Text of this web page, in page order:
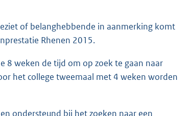
of belanghebbende in aanmerking komt
Rhenen 2015.
8 weken de tijd om op zoek te gaan naar
het college tweemaal met 4 weken worden
ondersteund bij het zoeken naar een